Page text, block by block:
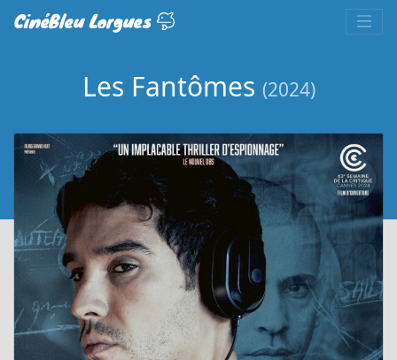
CinéBleu Lorgues
Les Fantômes (2024)